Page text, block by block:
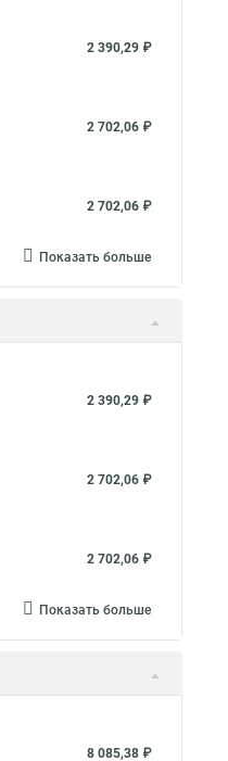
2 390,29 ₽
2 702,06 ₽
2 702,06 ₽
Показать больше
2 390,29 ₽
2 702,06 ₽
2 702,06 ₽
Показать больше
8 085,38 ₽